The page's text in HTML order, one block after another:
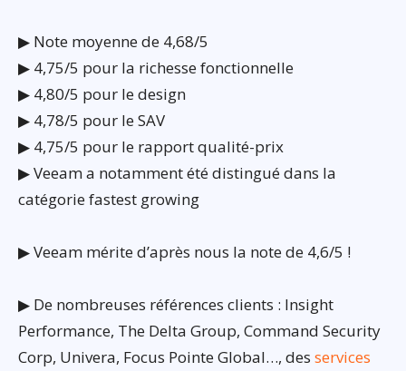
▶ Note moyenne de 4,68/5
▶ 4,75/5 pour la richesse fonctionnelle
▶ 4,80/5 pour le design
▶ 4,78/5 pour le SAV
▶ 4,75/5 pour le rapport qualité-prix
▶ Veeam a notamment été distingué dans la
catégorie fastest growing
▶ Veeam mérite d’après nous la note de 4,6/5 !
▶ De nombreuses références clients : Insight
Performance, The Delta Group, Command Security
Corp, Univera, Focus Pointe Global…, des services